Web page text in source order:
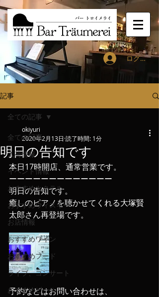
ログイン
記事
全ての記事
入荷情報
イベント情報
おすすめカクテル
おすすめウィスキー
お店情報
おすすめワイン
おすすめフード
ライブ、コンサート
おすすめビール
全ての記事
明日の告知です
okiyuri
2020年2月13日 読了時間: 1分
本日17時開店、通常営業です。
ーーーーーーーーーーーーー
明日の告知です。
癒しのピアノを聴かせてくれる大塚賢
太郎さん再登場です。
予約などはお問い合わせは、